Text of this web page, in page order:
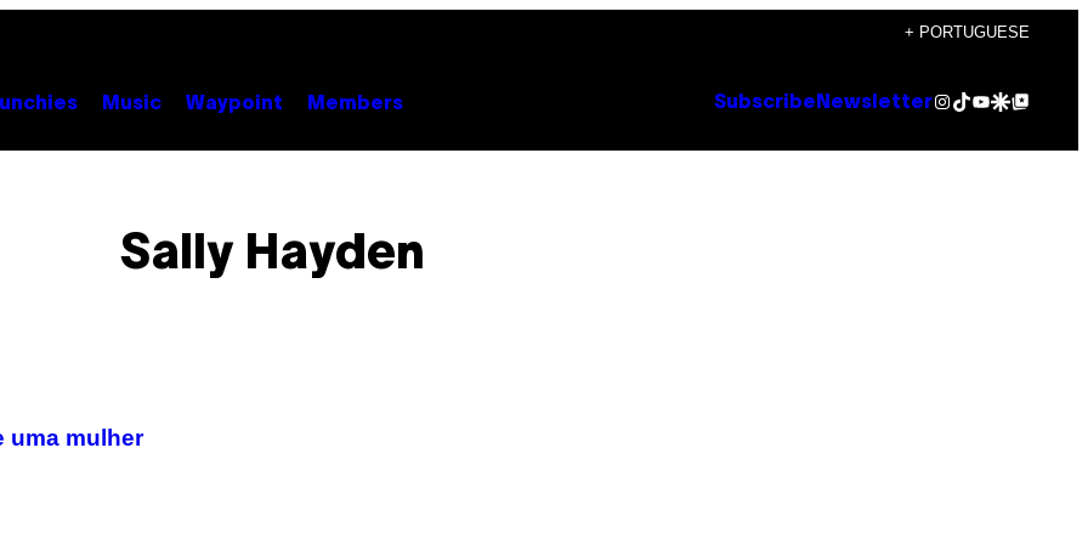
+ PORTUGUESE
Music Waypoint Members Subscribe NewsletterInstagram
TikTok
YouTube
Google Discover
Google Top Posts
Sally Hayden
uma mulher